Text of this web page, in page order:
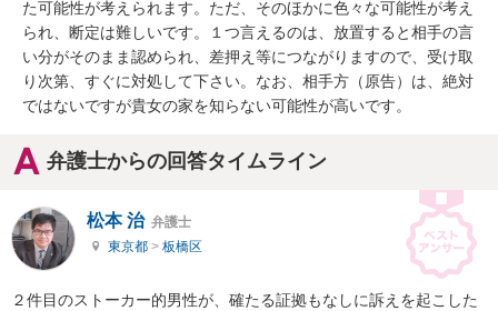
た可能性が考えられます。ただ、そのほかに色々な可能性が考え
られ、断定は難しいです。１つ言えるのは、放置すると相手の言
い分がそのまま認められ、差押え等につながりますので、受け取
り次第、すぐに対処して下さい。なお、相手方（原告）は、絶対
ではないですが貴女の家を知らない可能性が高いです。
弁護士からの回答タイムライン
松本 治 弁護士
東京都 > 板橋区
２件目のストーカー的男性が、確たる証拠もなしに訴えを起こした